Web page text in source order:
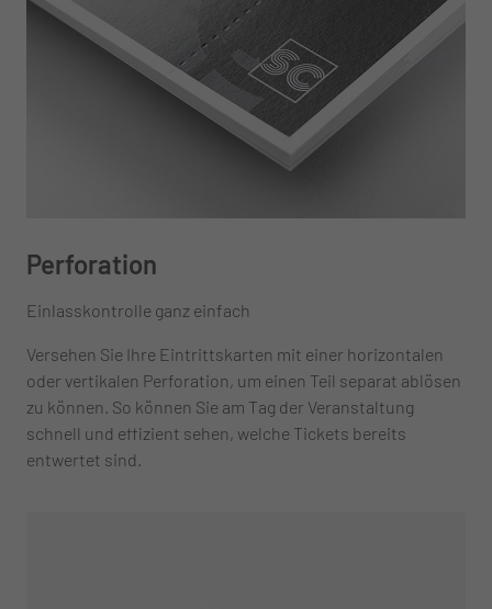
Perforation
Einlasskontrolle ganz einfach
Versehen Sie Ihre Eintrittskarten mit einer horizontalen
oder vertikalen Perforation, um einen Teil separat ablösen
zu können. So können Sie am Tag der Veranstaltung
schnell und effizient sehen, welche Tickets bereits
entwertet sind.